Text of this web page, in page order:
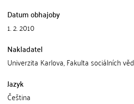
Datum obhajoby
1. 2. 2010
Nakladatel
Univerzita Karlova, Fakulta sociálních věd
Jazyk
Čeština